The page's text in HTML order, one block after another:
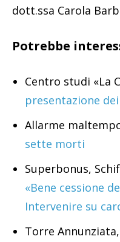
dott.ssa Carola
Potrebbe
Centro studi «La
presentazione
Allarme
sette morti
Superbonus,
«Bene cessione
Intervenire su
Torre Annunziata,